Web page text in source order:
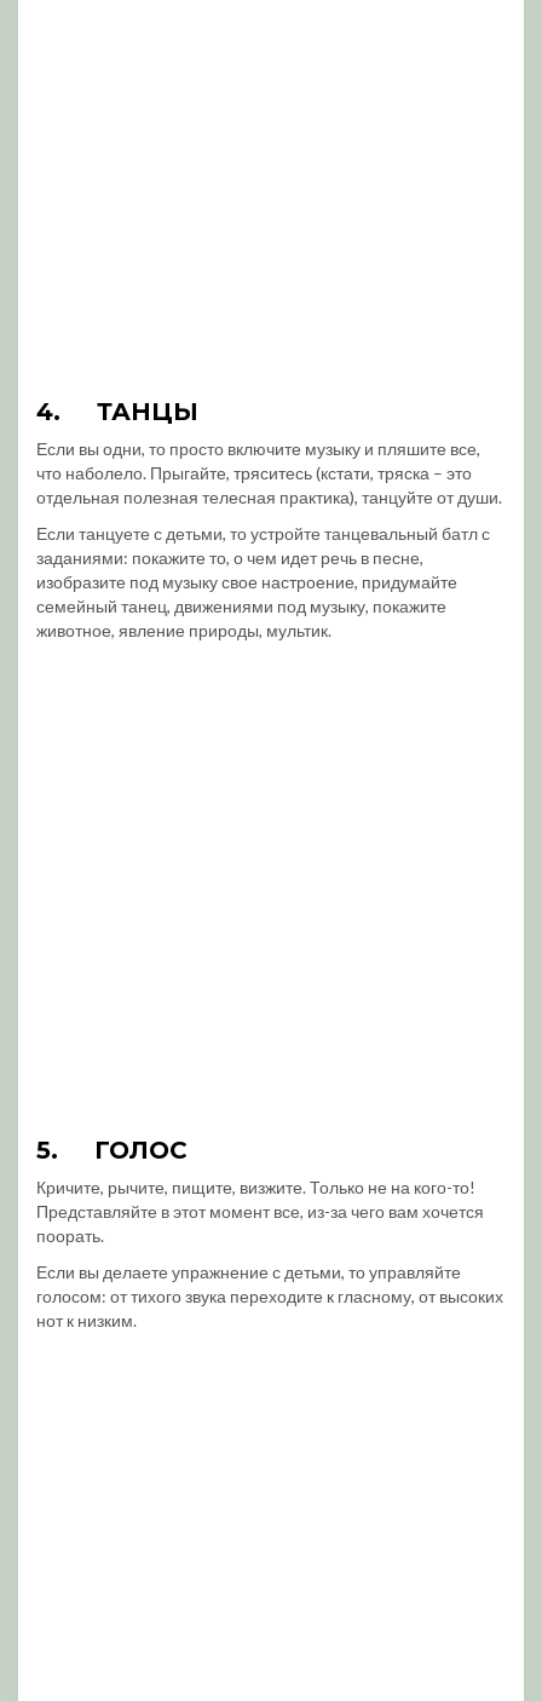
4. ТАНЦЫ
Если вы одни, то просто включите музыку и пляшите все,
что наболело. Прыгайте, тряситесь (кстати, тряска – это
отдельная полезная телесная практика), танцуйте от души.
Если танцуете с детьми, то устройте танцевальный батл с
заданиями: покажите то, о чем идет речь в песне,
изобразите под музыку свое настроение, придумайте
семейный танец, движениями под музыку, покажите
животное, явление природы, мультик.
5. ГОЛОС
Кричите, рычите, пищите, визжите. Только не на кого-то!
Представляйте в этот момент все, из-за чего вам хочется
поорать.
Если вы делаете упражнение с детьми, то управляйте
голосом: от тихого звука переходите к гласному, от высоких
нот к низким.